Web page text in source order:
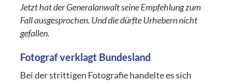
Jetzt hat der Generalanwalt seine Empfehlung zum
Fall ausgesprochen. Und die dürfte Urhebern nicht
gefallen.
Fotograf verklagt Bundesland
Bei der strittigen Fotografie handelte es sich